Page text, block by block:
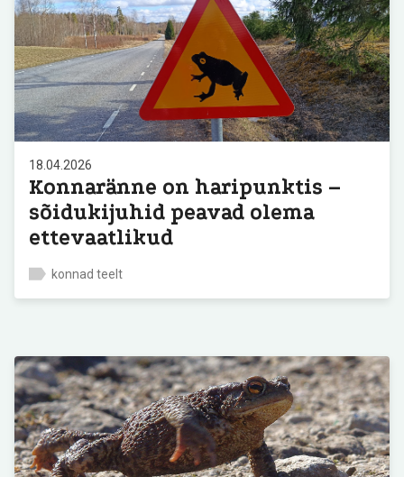
18.04.2026
Konnaränne on haripunktis –
sõidukijuhid peavad olema
ettevaatlikud
konnad teelt